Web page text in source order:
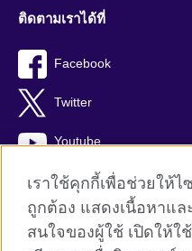
ติดตามเราได้ที่
Facebook
Twitter
Youtube
British Council global
เราใช้คุกกี้เพื่อช่วยให้ไ
ถูกต้อง แสดงเนื้อหาแ
สนใจของผู้ใช้ เปิดให้